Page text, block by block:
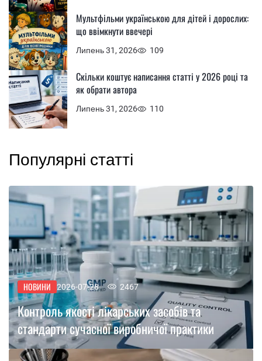
Липень 31, 2026 109
Мультфільми українською для дітей і дорослих:
що ввімкнути ввечері
Липень 31, 2026 110
Скільки коштує написання статті у 2026 році та
як обрати автора
Популярні статті
НОВИНИ 2026-07-28 2467
Контроль якості лікарських засобів та
стандарти сучасної виробничої практики